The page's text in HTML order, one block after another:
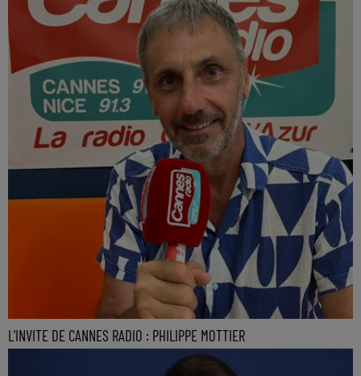
L'INVITE DE CANNES RADIO : PHILIPPE MOTTIER